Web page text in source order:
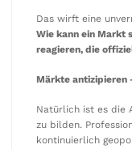
Das wirft eine
Wie kann ein Markt
reagieren, die
Märkte antizipieren
Natürlich ist es die
zu bilden.
kontinuierlich